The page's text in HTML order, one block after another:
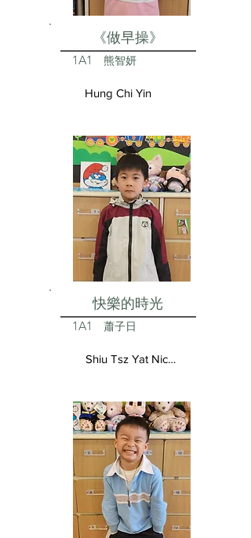
《做早操》
1A1 熊智妍
Hung Chi Yin
快樂的時光
1A1 蕭子日
Shiu Tsz Yat Nicolas